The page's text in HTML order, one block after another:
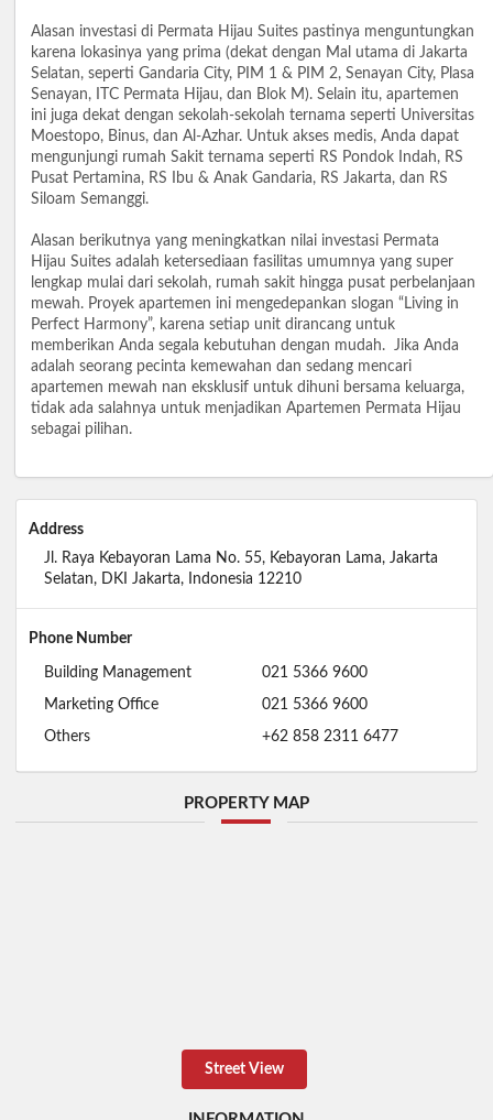
Alasan investasi di Permata Hijau Suites pastinya menguntungkan
karena lokasinya yang prima (dekat dengan Mal utama di Jakarta
Selatan, seperti Gandaria City, PIM 1 & PIM 2, Senayan City, Plasa
Senayan, ITC Permata Hijau, dan Blok M). Selain itu, apartemen
ini juga dekat dengan sekolah-sekolah ternama seperti Universitas
Moestopo, Binus, dan Al-Azhar. Untuk akses medis, Anda dapat
mengunjungi rumah Sakit ternama seperti RS Pondok Indah, RS
Pusat Pertamina, RS Ibu & Anak Gandaria, RS Jakarta, dan RS
Siloam Semanggi.
Alasan berikutnya yang meningkatkan nilai investasi Permata
Hijau Suites adalah ketersediaan fasilitas umumnya yang super
lengkap mulai dari sekolah, rumah sakit hingga pusat perbelanjaan
mewah. Proyek apartemen ini mengedepankan slogan “Living in
Perfect Harmony”, karena setiap unit dirancang untuk
memberikan Anda segala kebutuhan dengan mudah. Jika Anda
adalah seorang pecinta kemewahan dan sedang mencari
apartemen mewah nan eksklusif untuk dihuni bersama keluarga,
tidak ada salahnya untuk menjadikan Apartemen Permata Hijau
sebagai pilihan.
Address
Jl. Raya Kebayoran Lama No. 55, Kebayoran Lama, Jakarta
Selatan, DKI Jakarta, Indonesia 12210
Phone Number
Building Management 021 5366 9600
Marketing Office 021 5366 9600
Others +62 858 2311 6477
PROPERTY MAP
Street View